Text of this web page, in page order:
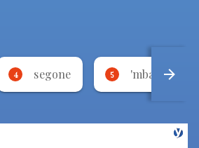
4 segone 5 'mbalsamà